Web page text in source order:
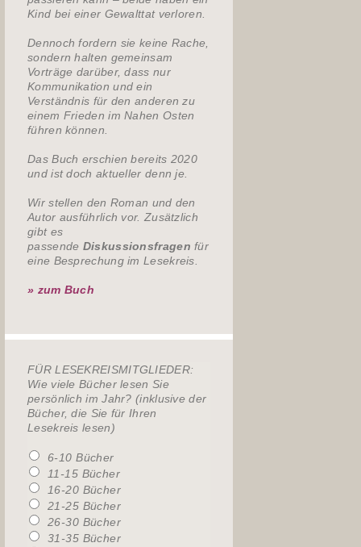
Kind bei einer Gewalttat verloren.
Dennoch fordern sie keine Rache,
sondern halten gemeinsam
Vorträge darüber, dass nur
Kommunikation und ein
Verständnis für den anderen zu
einem Frieden im Nahen Osten
führen können.
Das Buch erschien bereits 2020
und ist doch aktueller denn je.
Wir stellen den Roman und den
Autor ausführlich vor. Zusätzlich
gibt es
passende Diskussionsfragenfür
eine Besprechung im Lesekreis.
» zum Buch
FÜR LESEKREISMITGLIEDER:
Wie viele Bücher lesen Sie
persönlich im Jahr? (inklusive der
Bücher, die Sie für Ihren
Lesekreis lesen)
6-10 Bücher
11-15 Bücher
16-20 Bücher
21-25 Bücher
26-30 Bücher
31-35 Bücher